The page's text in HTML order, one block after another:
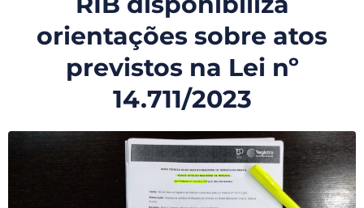
orientações sobre atos
previstos na Lei nº
14.711/2023